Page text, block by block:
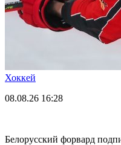
Хоккей
08.08.26 16:28
Белорусский форвард